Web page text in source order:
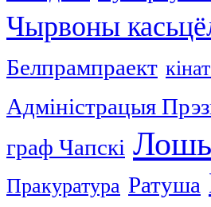
Чырвоны
Белпрампраект
Адміністрацыя
граф Чапскі
Пракуратура Ратуша